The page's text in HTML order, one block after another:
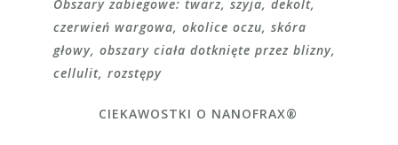
Obszary zabiegowe: twarz, szyja, dekolt,
czerwień wargowa, okolice oczu, skóra
głowy, obszary ciała dotknięte przez blizny,
cellulit, rozstępy
CIEKAWOSTKI O NANOFRAX®